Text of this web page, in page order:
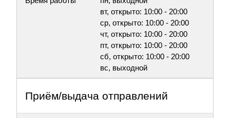
вт, открыто: 10:00 - 20:00
ср, открыто: 10:00 - 20:00
чт, открыто: 10:00 - 20:00
пт, открыто: 10:00 - 20:00
сб, открыто: 10:00 - 20:00
вс, выходной
Приём/выдача отправлений